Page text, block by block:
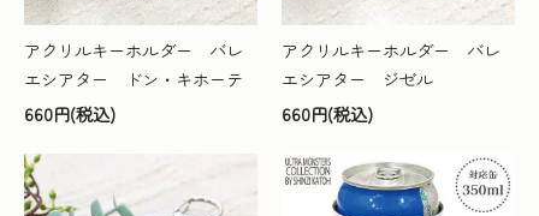
アクリルキーホルダー バレ
エシアター ドン・キホーテ
660円(税込)
アクリルキーホルダー バレ
エシアター ジゼル
660円(税込)